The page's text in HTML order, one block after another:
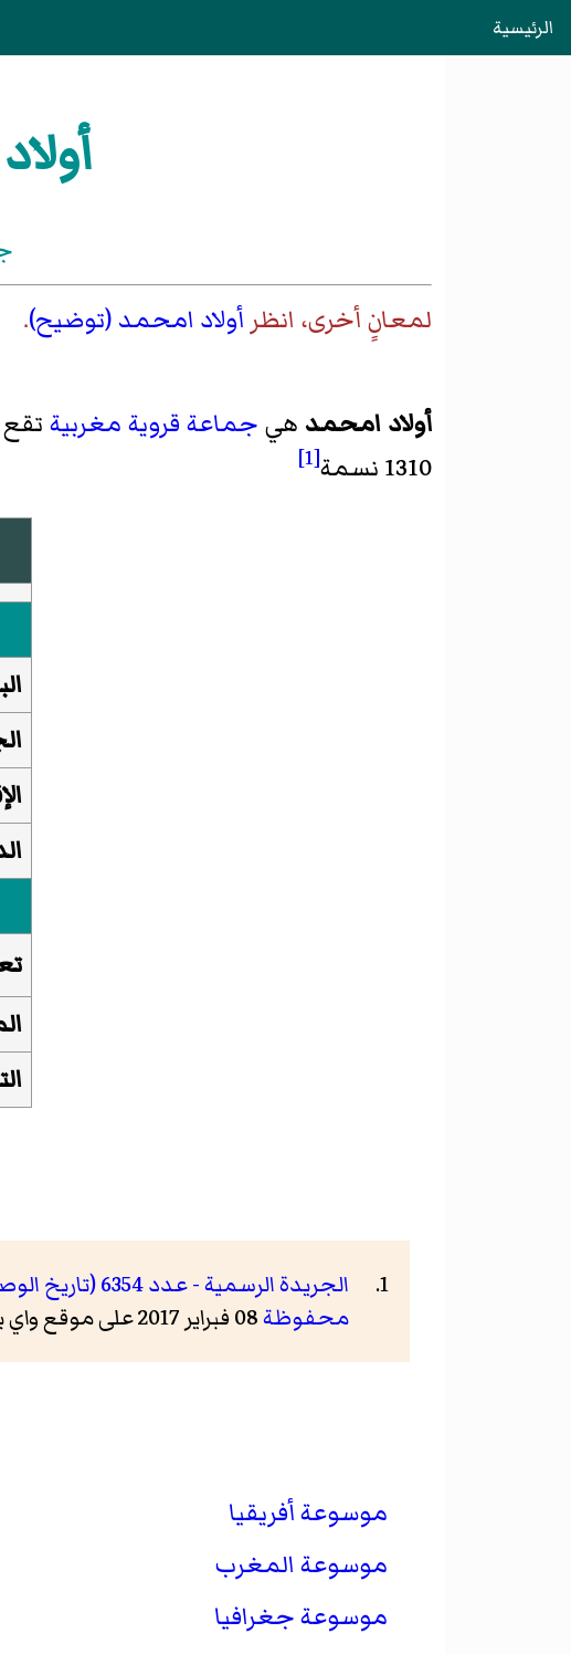
الرئيسية
لمعانٍ أخرى، انظر أولاد امحمد (توضيح).
أولاد امحمد هي جماعة قروية مغربية
1310 نسمة
[1]
الجريدة الرسمية - عدد 6354 (تاريخ الوصول: الأحد 6 آذار/مارس 2016)
محفوظة
موسوعة أفريقيا
موسوعة المغرب
موسوعة جغرافيا